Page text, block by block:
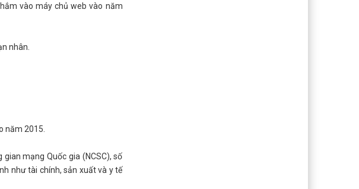
vào máy chủ web vào năm
nhân.
năm 2015.
mạng Quốc gia (NCSC), số
như tài chính, sản xuất và y tế